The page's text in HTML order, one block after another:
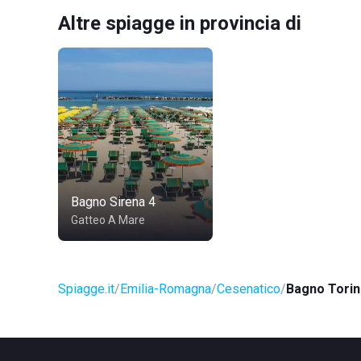
Altre spiagge in provincia di
Bagno Sirena 4
Gatteo A Mare
Spiagge.it Emilia-Romagna Cesenatico Bagno